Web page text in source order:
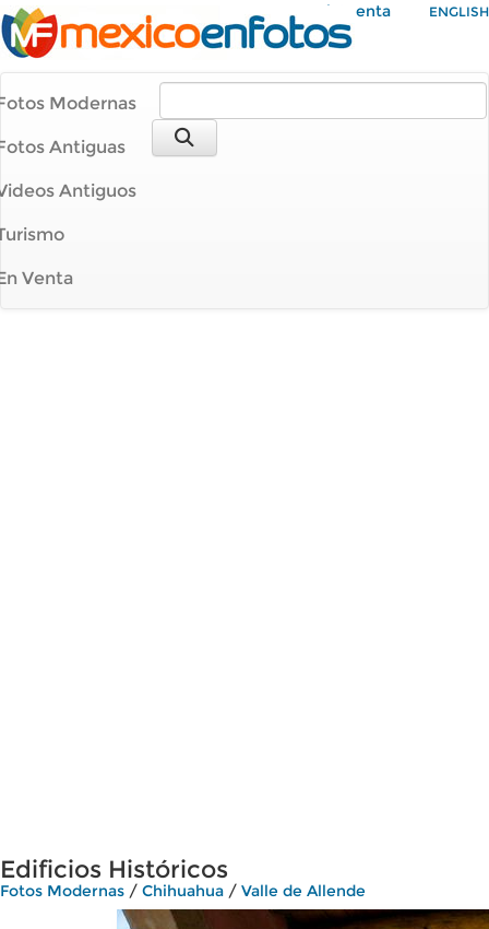
Mi Cuenta ENGLISH
Modernas
Antiguas
Antiguos
Venta
Edificios Históricos
Fotos Modernas / Chihuahua / Valle de Allende